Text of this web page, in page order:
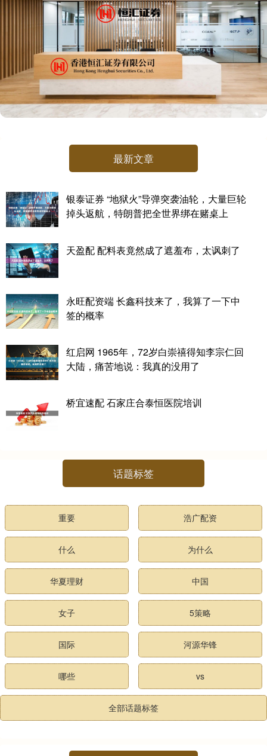
最新文章
银泰证券 “地狱火”导弹突袭油轮，大量巨轮
掉头返航，特朗普把全世界绑在赌桌上
天盈配 配料表竟然成了遮羞布，太讽刺了
永旺配资端 长鑫科技来了，我算了一下中
签的概率
红启网 1965年，72岁白崇禧得知李宗仁回
大陆，痛苦地说：我真的没用了
桥宜速配 石家庄合泰恒医院培训
话题标签
重要 浩广配资
什么 为什么
华夏理财 中国
女子 5策略
国际 河源华锋
哪些 vs
全部话题标签